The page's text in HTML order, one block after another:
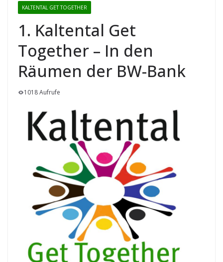
KALTENTAL GET TOGETHER
1. Kaltental Get
Together – In den
Räumen der BW-Bank
1018 Aufrufe